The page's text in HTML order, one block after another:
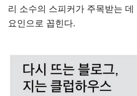
리 소수의 스피커가 주목받는
요인으로 꼽힌다.